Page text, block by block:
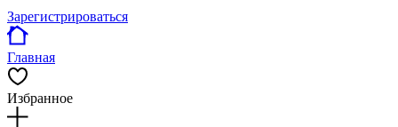
Зарегистрироваться
Главная
Избранное